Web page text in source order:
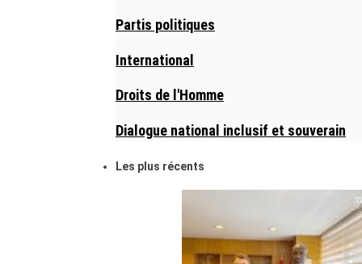
Partis politiques
International
Droits de l'Homme
Dialogue national inclusif et souverain
Les plus récents